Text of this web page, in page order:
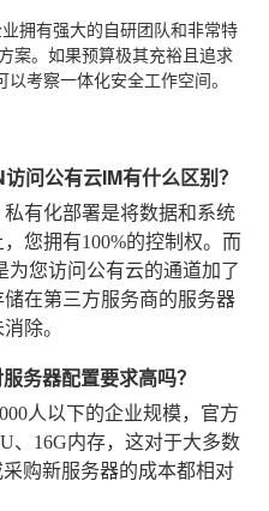
拥有强大的自研团队和非常特
案。如果预算极其充裕且追求
考察一体化安全工作空间。
问公有云IM有什么区别？
有化部署是将数据和系统
您拥有100%的控制权。而
您访问公有云的通道加了
在第三方服务商的服务器
除。
务器配置要求高吗？
人以下的企业规模，官方
、16G内存，这对于大多数
购新服务器的成本都相对